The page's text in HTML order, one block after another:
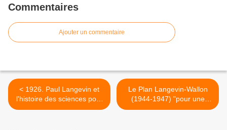
Commentaires
Ajouter un commentaire
< 1926. Paul Langevin et
l'histoire des sciences pour
enseigner les sciences.
Le Plan Langevin-Wallon
(1944-1947) "pour une
réforme démocratique de